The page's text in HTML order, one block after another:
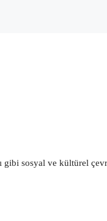
gibi sosyal ve kültürel